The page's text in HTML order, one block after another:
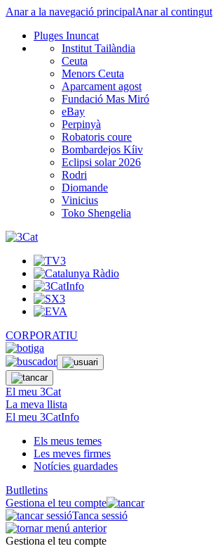
Anar a la navegació principalAnar al contingut
Pluges Inuncat
Institut Tailàndia
Ceuta
Menors Ceuta
Aparcament agost
Fundació Mas Miró
eBay
Perpinyà
Robatoris coure
Bombardejos Kíiv
Eclipsi solar 2026
Rodri
Diomande
Vinicius
Toko Shengelia
CORPORATIU
El meu 3Cat
La meva llista
El meu 3CatInfo
Els meus temes
Les meves firmes
Notícies guardades
Butlletins
Gestiona el teu compte
Tanca sessió
Gestiona el teu compte